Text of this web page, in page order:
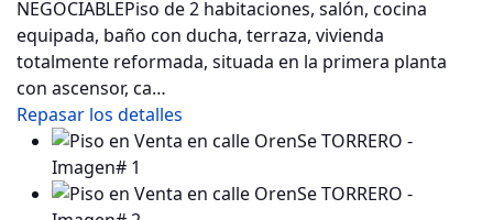
NEGOCIABLEPiso de 2 habitaciones, salón, cocina
equipada, baño con ducha, terraza, vivienda
totalmente reformada, situada en la primera planta
con ascensor, ca…
Repasar los detalles